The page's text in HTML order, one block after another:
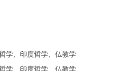
学、印度哲学、仏教学
学、印度哲学、仏教学